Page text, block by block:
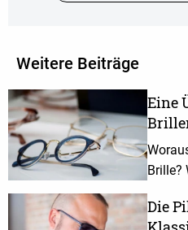
Weitere Beiträge
Eine
Brille?
Die